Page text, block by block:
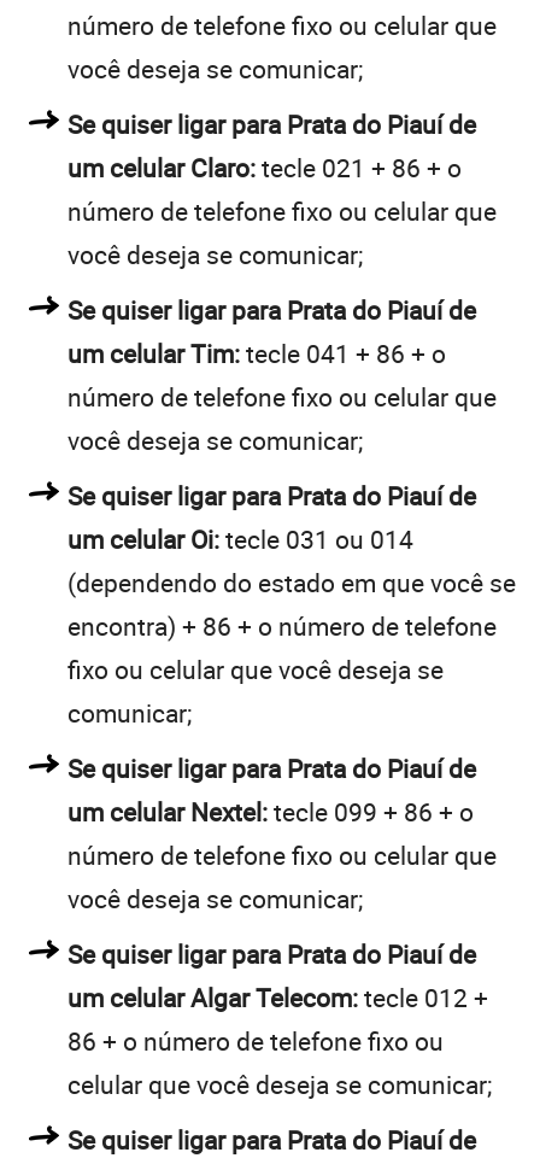
número de telefone fixo ou celular que
você deseja se comunicar;
Se quiser ligar para Prata do Piauí de
um celular Claro:tecle 021 + 86 + o
número de telefone fixo ou celular que
você deseja se comunicar;
Se quiser ligar para Prata do Piauí de
um celular Tim:tecle 041 + 86 + o
número de telefone fixo ou celular que
você deseja se comunicar;
Se quiser ligar para Prata do Piauí de
um celular Oi:tecle 031 ou 014
(dependendo do estado em que você se
encontra) + 86 + o número de telefone
fixo ou celular que você deseja se
comunicar;
Se quiser ligar para Prata do Piauí de
um celular Nextel:tecle 099 + 86 + o
número de telefone fixo ou celular que
você deseja se comunicar;
Se quiser ligar para Prata do Piauí de
um celular Algar Telecom:tecle 012 +
86 + o número de telefone fixo ou
celular que você deseja se comunicar;
Se quiser ligar para Prata do Piauí de